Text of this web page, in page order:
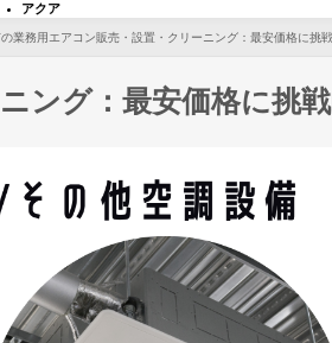
アクア
業務用エアコン販売・設置・クリーニング：最安価格に挑戦
ング：最安価格に挑戦